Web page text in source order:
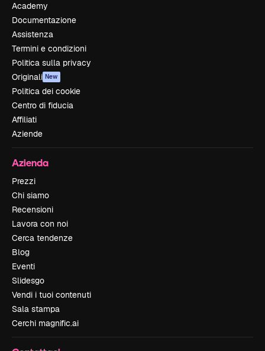
Academy
Documentazione
Assistenza
Termini e condizioni
Politica sulla privacy
Originali New
Politica dei cookie
Centro di fiducia
Affiliati
Aziende
Azienda
Prezzi
Chi siamo
Recensioni
Lavora con noi
Cerca tendenze
Blog
Eventi
Slidesgo
Vendi i tuoi contenuti
Sala stampa
Cerchi magnific.ai